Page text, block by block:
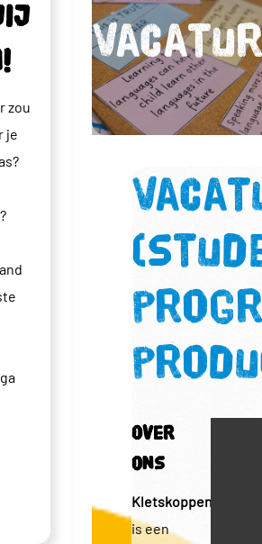
zou
je
Over
ons
Kletskoppen
is een